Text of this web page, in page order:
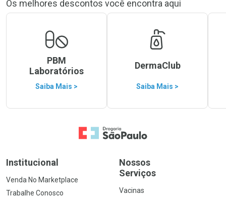
Os melhores descontos você encontra aqui
PBM
Laboratórios
Saiba Mais >
DermaClub
Saiba Mais >
Ir para a Home
Institucional
Venda No Marketplace
Trabalhe Conosco
Nossos
Serviços
Vacinas